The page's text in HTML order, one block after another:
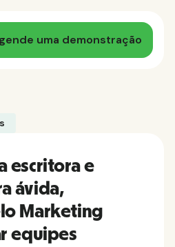
uma demonstração
escritora e
ávida,
Marketing
equipes